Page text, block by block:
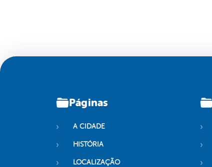
Páginas
A CIDADE
HISTÓRIA
LOCALIZAÇÃO